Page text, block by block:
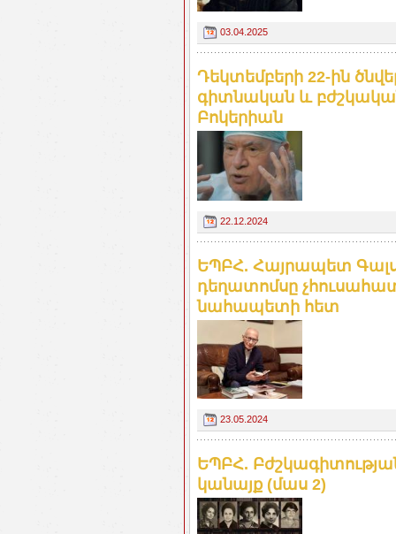
03.04.2025
Դեկտեմբերի 22-ին
գիտնական և
Բոկերիան
22.12.2024
ԵՊԲՀ. Հայրապետ
դեղատոմսը
նահապետի հետ
23.05.2024
ԵՊԲՀ.
կանայք (մաս 2)